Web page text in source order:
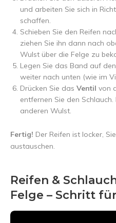
und arbeiten Sie sich in
schaffen.
Schieben Sie den Reifen
ziehen Sie ihn dann nach
Wulst über die Felge zu
Legen Sie das Band auf
weiter nach unten (wie im
Drücken Sie dasVentil von
entfernen Sie den
anderen Wulst.
Fertig! Der Reifen ist locker,
austauschen.
Reifen &
Felge – Schritt